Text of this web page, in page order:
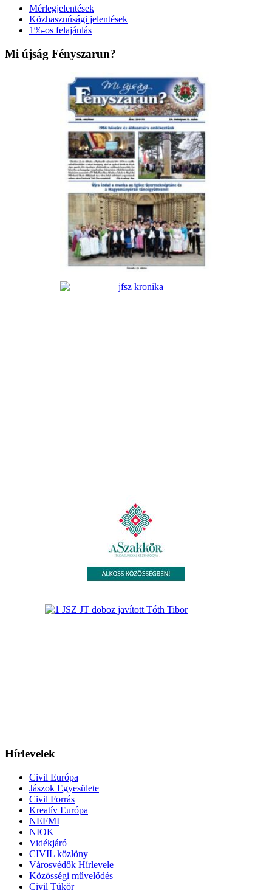
Mérlegjelentések
Közhasznúsági jelentések
1%-os felajánlás
Mi újság Fényszarun?
Hírlevelek
Civil Európa
Jászok Egyesülete
Civil Forrás
Kreatív Európa
NEFMI
NIOK
Vidékjáró
CIVIL közlöny
Városvédők Hírlevele
Közösségi művelődés
Civil Tükör